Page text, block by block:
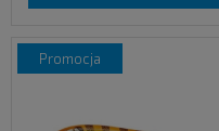
promocja